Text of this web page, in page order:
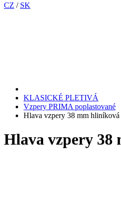
CZ / SK
KLASICKÉ PLETIVÁ
Vzpery PRIMA poplastované
Hlava vzpery 38 mm
Hlava vzpery 38